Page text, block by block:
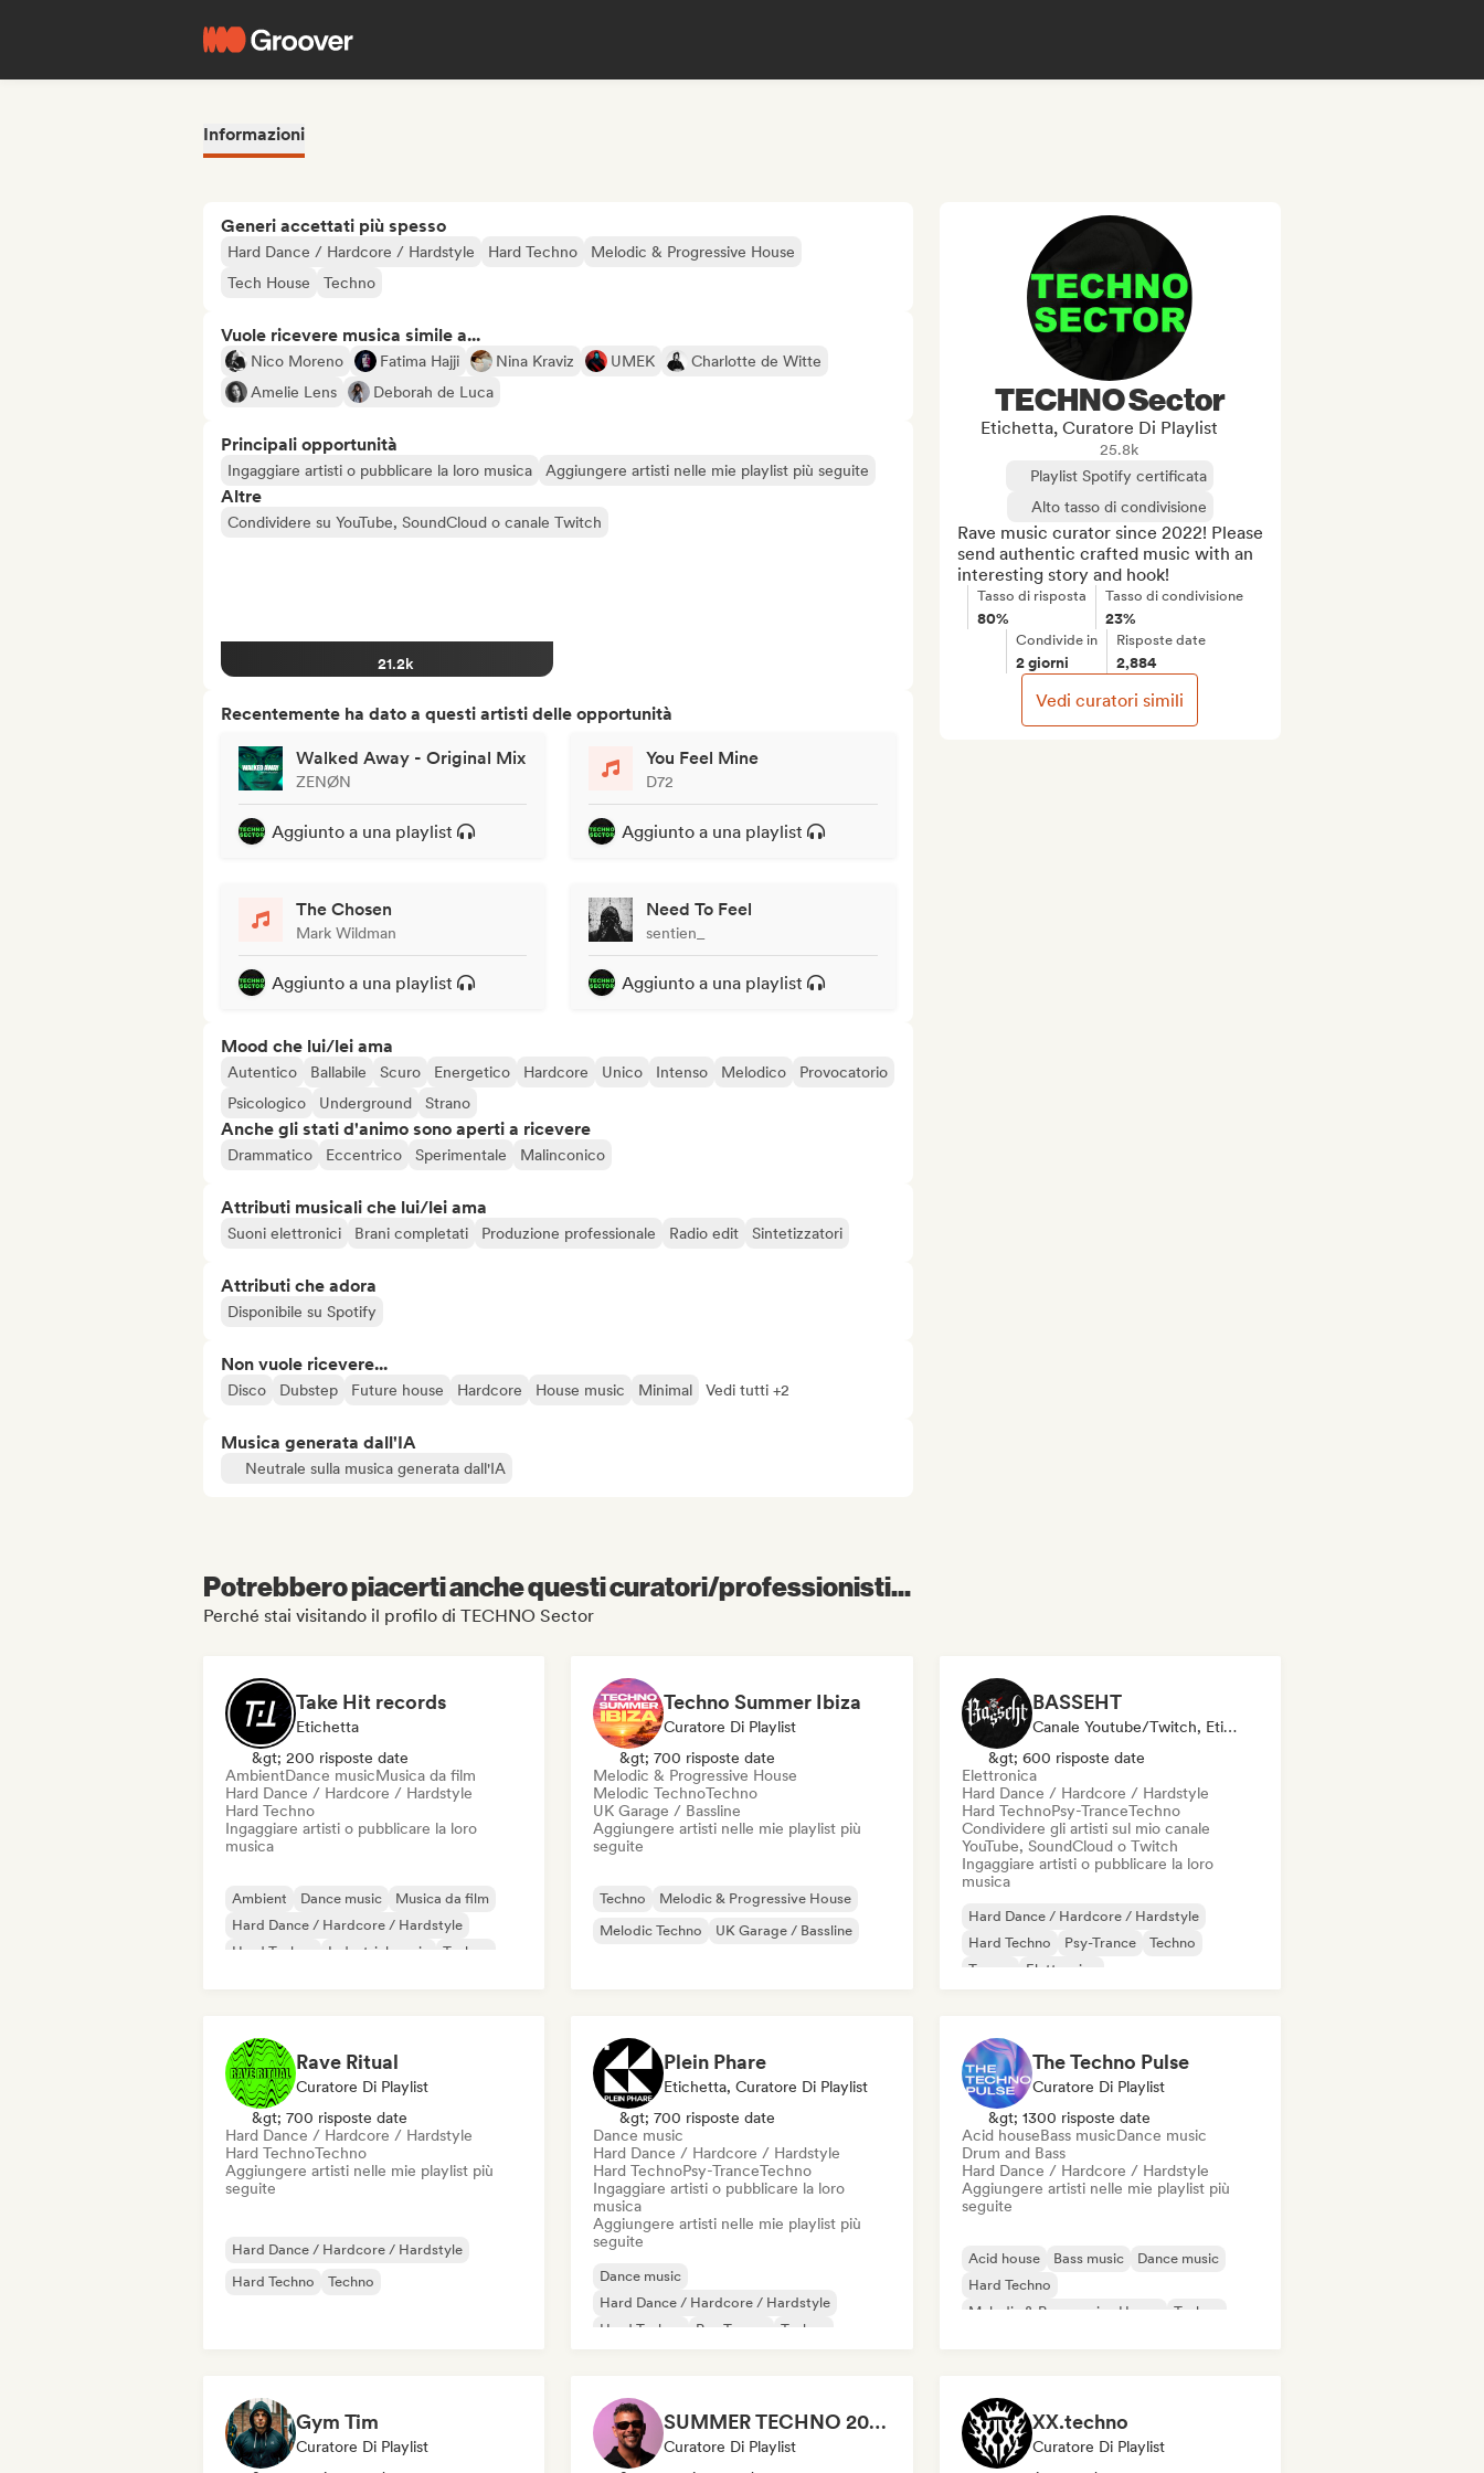
Informazioni
Generi accettati più spesso
Hard Dance / Hardcore / Hardstyle Hard Techno
Melodic & Progressive House
Tech House
Techno
Vuole ricevere musica simile a...
Nico Moreno Fatima Hajji Nina Kraviz UMEK
Charlotte de Witte
Amelie Lens
Deborah de Luca
Principali opportunità
Ingaggiare artisti o pubblicare la loro musica Aggiungere artisti nelle mie playlist più seguite
Altre
Condividere su YouTube, SoundCloud o canale Twitch
21.2k
Recentemente ha dato a questi artisti delle opportunità
Walked Away - Original Mix
ZENØN
Aggiunto a una playlist
You Feel Mine
D72
Aggiunto a una playlist
The Chosen
Mark Wildman
Aggiunto a una playlist
Need To Feel
sentien_
Aggiunto a una playlist
Mood che lui/lei ama
Autentico Ballabile Scuro Energetico Hardcore Unico Intenso Melodico
Provocatorio
Psicologico
Underground Strano
Anche gli stati d'animo sono aperti a ricevere
Drammatico Eccentrico Sperimentale Malinconico
Attributi musicali che lui/lei ama
Suoni elettronici Brani completati Produzione professionale Radio edit Sintetizzatori
Attributi che adora
Disponibile su Spotify
Non vuole ricevere...
Disco Dubstep Future house Hardcore House music Minimal Vedi tutti +2
Musica generata dall'IA
Neutrale sulla musica generata dall'IA
TECHNO Sector
Etichetta, Curatore Di Playlist
25.8k
Playlist Spotify certificata
Alto tasso di condivisione
Rave music curator since 2022! Please
send authentic crafted music with an
interesting story and hook!
Tasso di risposta
80%
Tasso di condivisione
23%
Condivide in
2 giorni
Risposte date
2,884
Vedi curatori simili
Potrebbero piacerti anche questi curatori/professionisti...
Perché stai visitando il profilo di TECHNO Sector
Take Hit records
Etichetta
&gt; 200 risposte date
AmbientDance musicMusica da film
Hard Dance / Hardcore / Hardstyle
Hard Techno
Ingaggiare artisti o pubblicare la loro
musica
Ambient Dance music
Musica da film
Hard Dance / Hardcore / Hardstyle
Hard Techno
Industrial music Techno
Techno Summer Ibiza
Curatore Di Playlist
&gt; 700 risposte date
Melodic & Progressive House
Melodic TechnoTechno
UK Garage / Bassline
Aggiungere artisti nelle mie playlist più
seguite
Techno
Melodic & Progressive House
Melodic Techno
UK Garage / Bassline
BASSEHT
Canale Youtube/Twitch, Etichetta
&gt; 600 risposte date
Elettronica
Hard Dance / Hardcore / Hardstyle
Hard TechnoPsy-TranceTechno
Condividere gli artisti sul mio canale
YouTube, SoundCloud o Twitch
Ingaggiare artisti o pubblicare la loro
musica
Hard Dance / Hardcore / Hardstyle
Hard Techno
Psy-Trance
Techno
Trance
Elettronica
Rave Ritual
Curatore Di Playlist
&gt; 700 risposte date
Hard Dance / Hardcore / Hardstyle
Hard TechnoTechno
Aggiungere artisti nelle mie playlist più
seguite
Hard Dance / Hardcore / Hardstyle
Hard Techno
Techno
Plein Phare
Etichetta, Curatore Di Playlist
&gt; 700 risposte date
Dance music
Hard Dance / Hardcore / Hardstyle
Hard TechnoPsy-TranceTechno
Ingaggiare artisti o pubblicare la loro
musica
Aggiungere artisti nelle mie playlist più
seguite
Dance music
Hard Dance / Hardcore / Hardstyle
Hard Techno
Psy-Trance
Techno
The Techno Pulse
Curatore Di Playlist
&gt; 1300 risposte date
Acid houseBass musicDance music
Drum and Bass
Hard Dance / Hardcore / Hardstyle
Aggiungere artisti nelle mie playlist più
seguite
Acid house Bass music
Dance music
Hard Techno
Melodic & Progressive House
Techno
Gym Tim
Curatore Di Playlist
SUMMER TECHNO 2026 ☀️ PARTY HARD by Sebastian Bronk
Curatore Di Playlist
XX.techno
Curatore Di Playlist